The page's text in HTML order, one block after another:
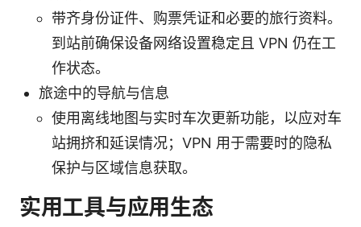
带齐身份证件、购票凭证和必要的旅行资料。
到站前确保设备网络设置稳定且 VPN 仍在工
作状态。
旅途中的导航与信息
使用离线地图与实时车次更新功能，以应对车
站拥挤和延误情况；VPN 用于需要时的隐私
保护与区域信息获取。
实用工具与应用生态